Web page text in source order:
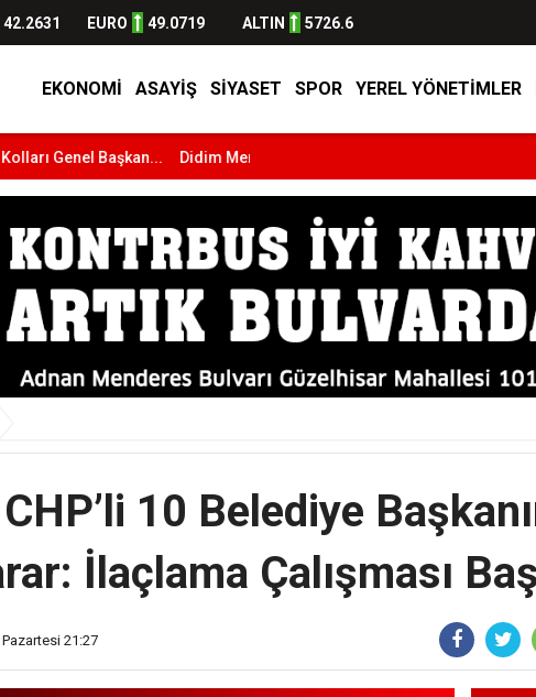
42.2631 EURO 49.0719 ALTIN 5726.6
EKONOMI ASAYİŞ SİYASET SPOR YEREL YÖNETİMLER
Didim Merkezli Göçmen Kaçakçılığı Operasyonu:... Fatih
CHP’li 10 Belediye
İlaçlama Çalışması
21:27